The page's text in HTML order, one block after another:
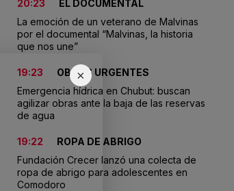
×
20:23
EL DOCUMENTAL
La emoción de un veterano de Malvinas
por el documental “Malvinas, la historia
que nos une”
19:23
OBRAS URGENTES
Emergencia hídrica en Chubut: buscan
agilizar obras ante la baja de las reservas
de agua
19:22
ROPA DE ABRIGO
Fundación Crecer lanzó una colecta de
ropa de abrigo para adolescentes en
Comodoro